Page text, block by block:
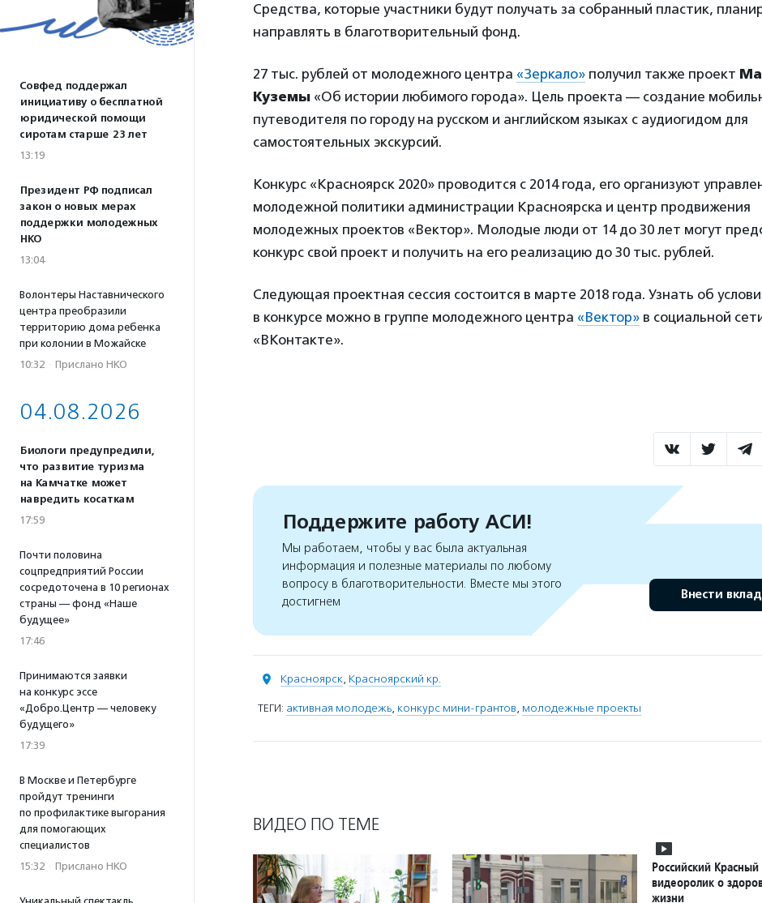
Совфед поддержал
инициативу о бесплатной
юридической помощи
сиротам старше 23 лет
13:19
Президент РФ подписал
закон о новых мерах
поддержки молодежных
НКО
13:04
Волонтеры Наставнического
центра преобразили
территорию дома ребенка
при колонии в Можайске
10:32 · Прислано НКО
04.08.2026
Биологи предупредили,
что развитие туризма
на Камчатке может
навредить косаткам
17:59
Почти половина
соцпредприятий России
сосредоточена в 10 регионах
страны — фонд «Наше
будущее»
17:46
Принимаются заявки
на конкурс эссе
«Добро.Центр — человеку
будущего»
17:39
В Москве и Петербурге
пройдут тренинги
по профилактике выгорания
для помогающих
специалистов
15:32 · Прислано НКО
Средства, которые участники будут получать за собранный пластик,
направлять в благотворительный фонд.
27 тыс. рублей от молодежного центра «Зеркало» получил также проект
Куземы «Об истории любимого города». Цель проекта — создание
путеводителя по городу на русском и английском языках с аудиогидом для
самостоятельных экскурсий.
Конкурс «Красноярск 2020» проводится с 2014 года, его организуют
молодежной политики администрации Красноярска и центр продвижения
молодежных проектов «Вектор». Молодые люди от 14 до 30 лет могут
конкурс свой проект и получить на его реализацию до 30 тыс. рублей.
Следующая проектная сессия состоится в марте 2018 года. Узнать об
в конкурсе можно в группе молодежного центра «Вектор» в социальной
«ВКонтакте».
Поддержите работу АСИ!
Мы работаем, чтобы у вас была актуальная
информация и полезные материалы по любому
вопросу в благотворительности. Вместе мы этого
достигнем
Внести вклад
Красноярск, Красноярский кр.
ТЕГИ: активная молодежь, конкурс мини-грантов, молодежные проекты
ВИДЕО ПО ТЕМЕ
Российский Красный
видеоролик о
жизни